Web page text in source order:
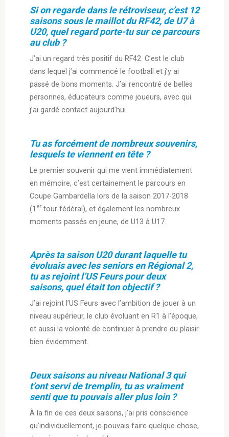
Si on regarde dans le rétroviseur, c’est 12
saisons sous le maillot du RF42, de U7 à
U20, quel regard porte-tu sur ce parcours
au club ?
J’ai un regard très positif du RF42. C’est le club
dans lequel j’ai commencé le football et j’y ai
passé de bons moments. J’ai rencontré de belles
personnes, éducateurs comme joueurs, avec qui
j’ai gardé contact aujourd’hui.
Tu as forcément de nombreux souvenirs,
lesquels te viennent en tête ?
Le premier souvenir qui me vient immédiatement
en mémoire, c’est certainement le parcours en
Coupe Gambardella lors de la saison 2017-2018
(1 er tour fédéral), et également les nombreux
moments passés en jeune, de U13 à U17.
Après ta saison U20 durant laquelle tu
évoluais avec les seniors en Régional 2,
tu as rejoint l’US Feurs pour deux
saisons, quel était ton objectif ?
J’ai rejoint l’US Feurs avec l’ambition de jouer à un
niveau supérieur, le club évoluant en R1 à l’époque,
et aussi la volonté de continuer à prendre du plaisir
bien évidemment.
Deux saisons au niveau National 3 qui
t’ont servi de tremplin, tu as vraiment
senti que tu pouvais aller plus loin ?
À la fin de ces deux saisons, j’ai pris conscience
qu’individuellement, je pouvais faire quelque chose,